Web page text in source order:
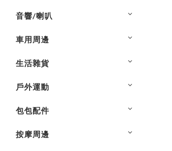
音響/喇叭
車用周邊
生活雜貨
戶外運動
包包配件
按摩周邊